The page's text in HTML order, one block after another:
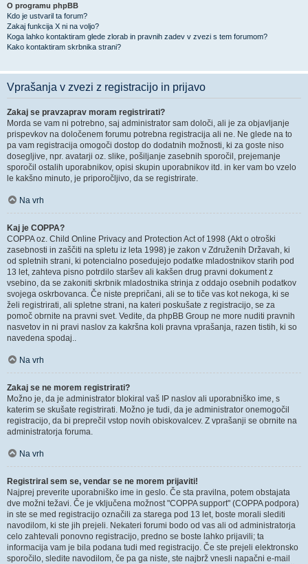
O programu phpBB
Kdo je ustvaril ta forum?
Zakaj funkcija X ni na voljo?
Koga lahko kontaktiram glede zlorab in pravnih zadev v zvezi s tem forumom?
Kako kontaktiram skrbnika strani?
Vprašanja v zvezi z registracijo in prijavo
Zakaj se pravzaprav moram registrirati?
Morda se vam ni potrebno, saj administrator sam določi, ali je za objavljanje
prispevkov na določenem forumu potrebna registracija ali ne. Ne glede na to
pa vam registracija omogoči dostop do dodatnih možnosti, ki za goste niso
dosegljive, npr. avatarji oz. slike, pošiljanje zasebnih sporočil, prejemanje
sporočil ostalih uporabnikov, opisi skupin uporabnikov itd. in ker vam bo vzelo
le kakšno minuto, je priporočljivo, da se registrirate.
Na vrh
Kaj je COPPA?
COPPA oz. Child Online Privacy and Protection Act of 1998 (Akt o otroški
zasebnosti in zaščiti na spletu iz leta 1998) je zakon v Združenih Državah, ki
od spletnih strani, ki potencialno posedujejo podatke mladostnikov starih pod
13 let, zahteva pisno potrdilo staršev ali kakšen drug pravni dokument z
vsebino, da se zakoniti skrbnik mladostnika strinja z oddajo osebnih podatkov
svojega oskrbovanca. Če niste prepričani, ali se to tiče vas kot nekoga, ki se
želi registrirati, ali spletne strani, na kateri poskušate z registracijo, se za
pomoč obrnite na pravni svet. Vedite, da phpBB Group ne more nuditi pravnih
nasvetov in ni pravi naslov za kakršna koli pravna vprašanja, razen tistih, ki so
navedena spodaj..
Na vrh
Zakaj se ne morem registrirati?
Možno je, da je administrator blokiral vaš IP naslov ali uporabniško ime, s
katerim se skušate registrirati. Možno je tudi, da je administrator onemogočil
registracijo, da bi preprečil vstop novih obiskovalcev. Z vprašanji se obrnite na
administratorja foruma.
Na vrh
Registriral sem se, vendar se ne morem prijaviti!
Najprej preverite uporabniško ime in geslo. Če sta pravilna, potem obstajata
dve možni težavi. Če je vključena možnost "COPPA support" (COPPA podpora)
in ste se med registracijo označili za starega pod 13 let, boste morali slediti
navodilom, ki ste jih prejeli. Nekateri forumi bodo od vas ali od administratorja
celo zahtevali ponovno registracijo, predno se boste lahko prijavili; ta
informacija vam je bila podana tudi med registracijo. Če ste prejeli elektronsko
sporočilo, sledite navodilom, če pa ga niste, ste najbrž vnesli napačni e-mail